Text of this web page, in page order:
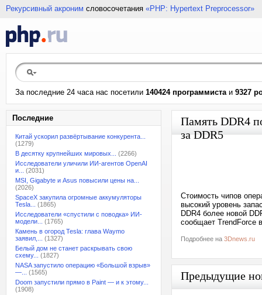
Рекурсивный акроним словосочетания «PHP: Hypertext Preprocessor»
За последние 24 часа нас посетили 140424 программистаи 9327
Последние
Китай ускорил развёртывание конкурента...
(1279)
В десятку крупнейших мировых...
(2266)
Исследователи уличили ИИ-агентов OpenAI
и...
(2031)
MSI, Gigabyte и Asus повысили цены на...
(2026)
SpaceX закупила огромные аккумуляторы
Tesla...
(1865)
Исследователи «спустили с поводка» ИИ-
модели...
(1765)
Камень в огород Tesla: глава Waymo
заявил,...
(1327)
Белый дом не станет раскрывать свою
схему...
(1827)
NASA запустило операцию «Большой взрыв»
—...
(1565)
Doom запустили прямо в Paint — и к этому...
(1908)
Память DDR4
за DDR5
Стоимость чипов
высокий уровень
DDR4 более новой
сообщает TrendForce
Подробнее на 3Dnews.ru
Предыдущие